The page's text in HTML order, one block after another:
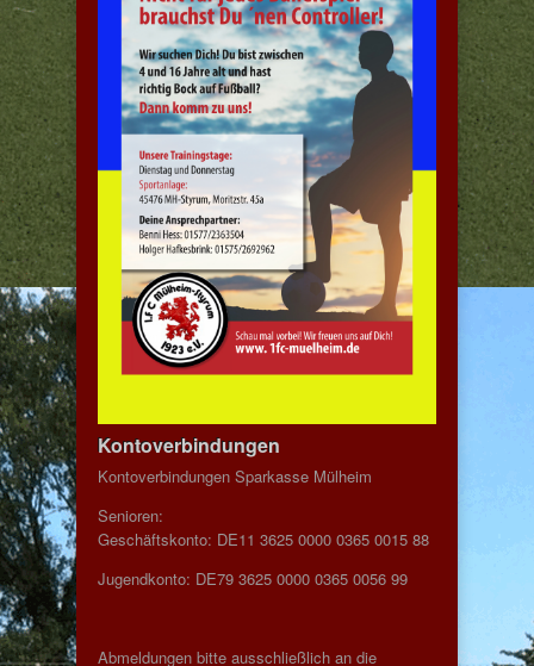
Kontoverbindungen
Kontoverbindungen Sparkasse Mülheim
Senioren:
Geschäftskonto: DE11 3625 0000 0365 0015 88
Jugendkonto: DE79 3625 0000 0365 0056 99
Abmeldungen bitte ausschließlich an die